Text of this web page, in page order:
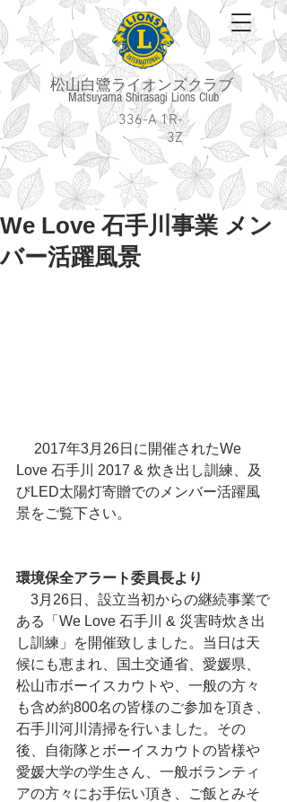
松山白鷺ライオンズクラブ
Matsuyama Shirasagi Lions Club
336-A 1R-
3Z
We Love 石手川事業 メン
バー活躍風景
Love 石手川 2017 & 炊き出し訓練、及
びLED太陽灯寄贈でのメンバー活躍風
景をご覧下さい。
環境保全アラート委員長より
3月26日、設立当初からの継続事業で
ある「We Love 石手川 & 災害時炊き出
し訓練」を開催致しました。当日は天
候にも恵まれ、国土交通省、愛媛県、
松山市ボーイスカウトや、一般の方々
も含め約800名の皆様のご参加を頂き、
石手川河川清掃を行いました。その
後、自衛隊とボーイスカウトの皆様や
愛媛大学の学生さん、一般ボランティ
アの方々にお手伝い頂き、ご飯とみそ